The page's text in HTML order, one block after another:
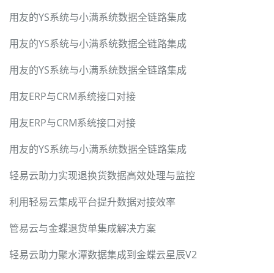
用友的YS系统与小满系统数据全链路集成
用友的YS系统与小满系统数据全链路集成
用友的YS系统与小满系统数据全链路集成
用友ERP与CRM系统接口对接
用友ERP与CRM系统接口对接
用友的YS系统与小满系统数据全链路集成
轻易云助力实现退换货数据高效处理与监控
利用轻易云集成平台提升数据对接效率
管易云与金蝶退货单集成解决方案
轻易云助力聚水潭数据集成到金蝶云星辰V2